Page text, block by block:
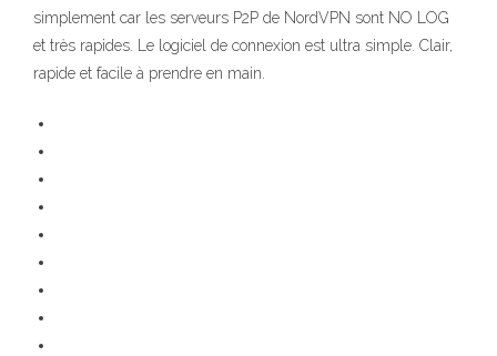
simplement car les serveurs P2P de NordVPN sont NO LOG
et très rapides. Le logiciel de connexion est ultra simple. Clair,
rapide et facile à prendre en main.